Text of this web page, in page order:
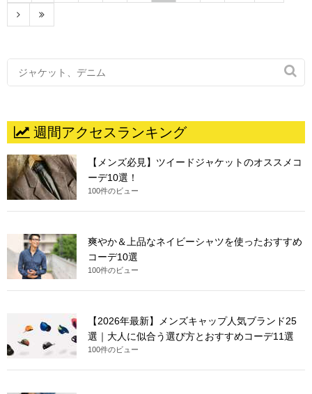

週間アクセスランキング
【メンズ必見】ツイードジャケットのオススメコ
ーデ10選！
100件のビュー
爽やか＆上品なネイビーシャツを使ったおすすめ
コーデ10選
100件のビュー
【2026年最新】メンズキャップ人気ブランド25
選｜大人に似合う選び方とおすすめコーデ11選
100件のビュー